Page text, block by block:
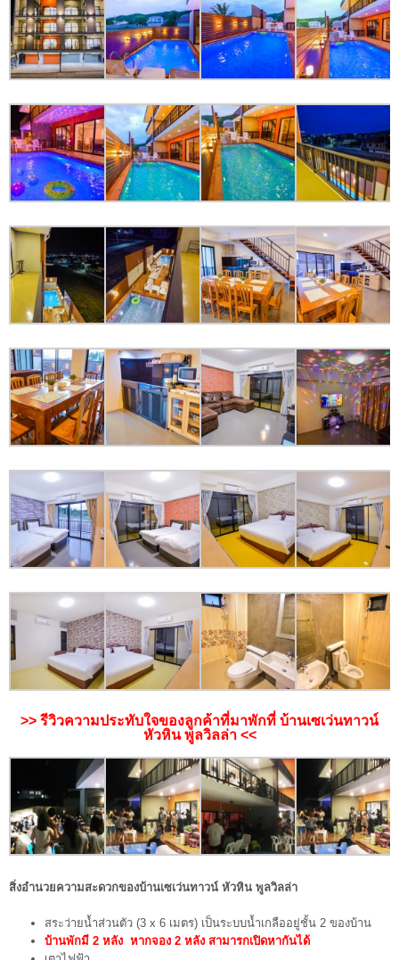
>> รีวิวความประทับใจของลูกค้าที่มาพักที่ บ้านเซเว่นทาวน์
หัวหิน พูลวิลล่า <<
สิ่งอำนวยความสะดวกของบ้านเซเว่นทาวน์ หัวหิน พูลวิลล่า
สระว่ายน้ำส่วนตัว (3 x 6 เมตร) เป็นระบบน้ำเกลืออยู่ชั้น 2 ของบ้าน
บ้านพักมี 2 หลัง หากจอง 2 หลัง สามารกเปิดหากันได้